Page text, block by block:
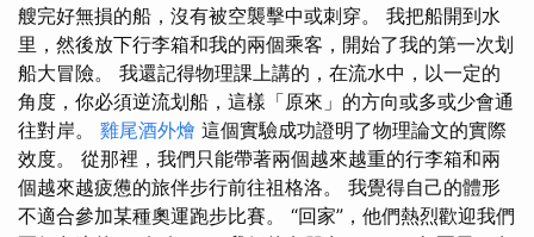
艘完好無損的船，沒有被空襲擊中或刺穿。 我把船開到水
里，然後放下行李箱和我的兩個乘客，開始了我的第一次划
船大冒險。 我還記得物理課上講的，在流水中，以一定的
角度，你必須逆流划船，這樣「原來」的方向或多或少會通
往對岸。 雞尾酒外燴 這個實驗成功證明了物理論文的實際
效度。 從那裡，我們只能帶著兩個越來越重的行李箱和兩
個越來越疲憊的旅伴步行前往祖格洛。 我覺得自己的體形
不適合參加某種奧運跑步比賽。 “回家”，他們熱烈歡迎我們